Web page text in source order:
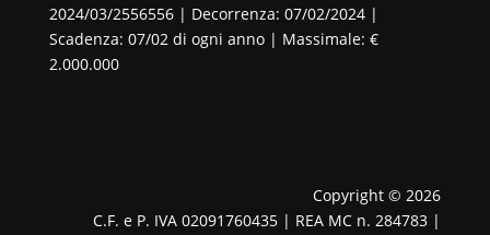
2024/03/2556556 | Decorrenza: 07/02/2024 |
Scadenza: 07/02 di ogni anno | Massimale: €
2.000.000
Copyright © 2026
C.F. e P. IVA 02091760435 | REA MC n. 284783 |